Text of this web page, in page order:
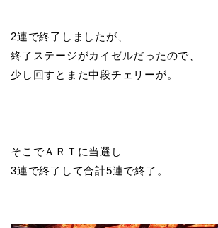
2連で終了しましたが、
終了ステージがカイゼルだったので、
少し回すとまた中段チェリーが。
そこでＡＲＴに当選し
3連で終了して合計5連で終了。